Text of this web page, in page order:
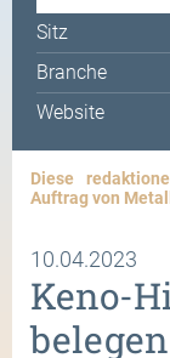
Sitz
Branche
Website
Diese
Auftrag von
10.04.2023
Keno-